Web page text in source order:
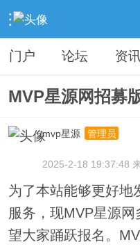
› 站内政务 › 公告通知 ›
门户 论坛 资
MVP星源网招募
mvp星源
管理员
2025-2-18 19:37:48
为了本站能够更好地
服务，现MVP星源
望大家踊跃报名。